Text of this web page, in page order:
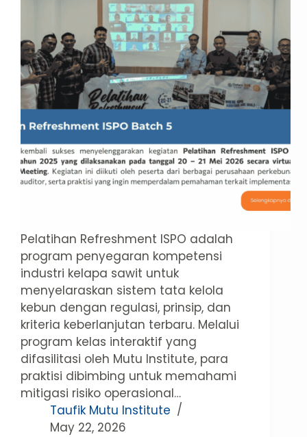
Pelatihan Refreshment ISPO adalah
program penyegaran kompetensi
industri kelapa sawit untuk
menyelaraskan sistem tata kelola
kebun dengan regulasi, prinsip, dan
kriteria keberlanjutan terbaru. Melalui
program kelas interaktif yang
difasilitasi oleh Mutu Institute, para
praktisi dibimbing untuk memahami
mitigasi risiko operasional…
Taufik Mutu Institute
May 22, 2026